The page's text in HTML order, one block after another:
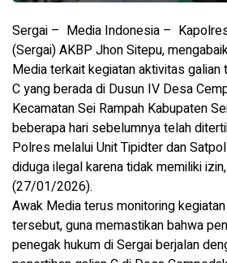
Sergai – Media Indonesia –
(Sergai) AKBP Jhon Sitepu,
Media terkait kegiatan aktivitas galian
C yang berada di Dusun IV Desa
Kecamatan Sei Rampah Kabupaten
beberapa hari sebelumnya telah
Polres melalui Unit Tipidter dan
diduga ilegal karena tidak memiliki
(27/01/2026).
Awak Media terus monitoring
tersebut, guna memastikan bahwa
penegak hukum di Sergai berjalan